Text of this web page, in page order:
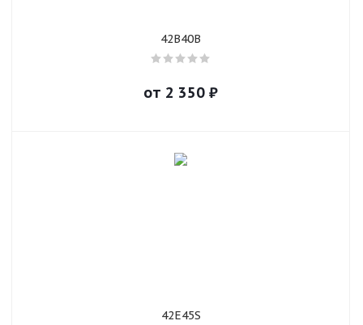
42B40B
от 2 350 ₽
42E45S